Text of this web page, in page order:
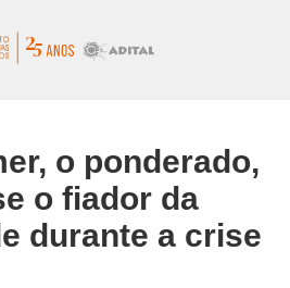
o ponderado,
o fiador da
durante a crise